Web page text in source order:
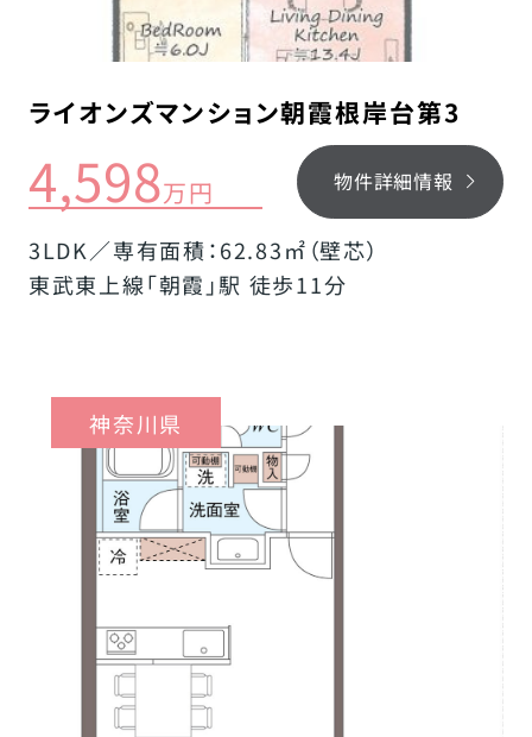
ライオンズマンション朝霞根岸台第3
4,598万円 物件詳細情報
3LDK／専有面積：62.83㎡（壁芯）
東武東上線「朝霞」駅 徒歩11分
神奈川県